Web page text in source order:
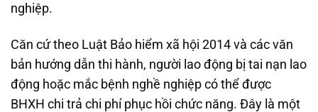
nghiệp.
Căn cứ theo Luật Bảo hiểm xã hội 2014 và các văn
bản hướng dẫn thi hành, người lao động bị tai nạn lao
động hoặc mắc bệnh nghề nghiệp có thể được
BHXH chi trả chi phí phục hồi chức năng. Đây là một